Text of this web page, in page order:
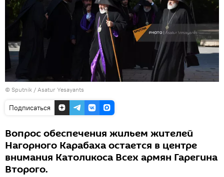
© Sputnik / Asatur Yesayants
Подписаться
Вопрос обеспечения жильем жителей
Нагорного Карабаха остается в центре
внимания Католикоса Всех армян Гарегина
Второго.